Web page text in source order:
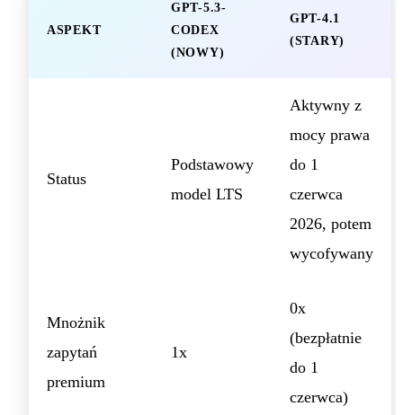
ASPEKT
GPT-5.3-
CODEX
(NOWY)
GPT-4.1
(STARY)
Status
Podstawowy
model LTS
Aktywny z
mocy prawa
do 1
czerwca
2026, potem
wycofywany
Mnożnik
zapytań
premium
1x
0x
(bezpłatnie
do 1
czerwca)